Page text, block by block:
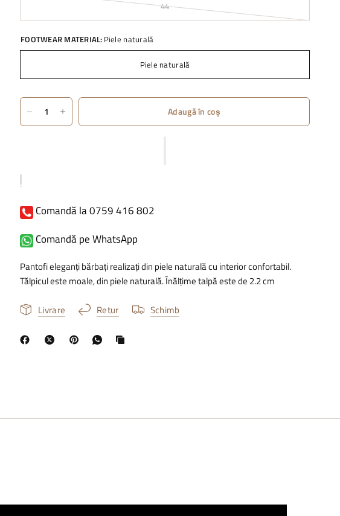
44
FOOTWEAR MATERIAL: Piele naturală
Piele naturală
Adaugă în coș
Comandă la 0759 416 802
Comandă pe WhatsApp
Pantofi eleganți bărbați realizați din piele naturală cu interior confortabil.
Tălpicul este moale, din piele naturală. Înălțime talpă este de 2.2 cm
Livrare Retur Schimb